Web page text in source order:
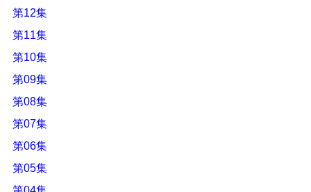
第12集
第11集
第10集
第09集
第08集
第07集
第06集
第05集